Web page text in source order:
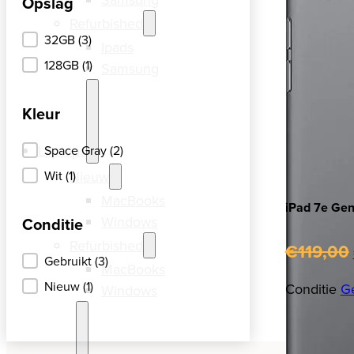
Laptops
Nieuw
MacBooks
Opslag
32GB(3)
128GB(1)
Kleur
KleurSpace Gray(2)
Wit(1)
Conditie
Conditie
Gebruikt(3)
Nieuw(1)
iPad 7e
€119,00
Conditie